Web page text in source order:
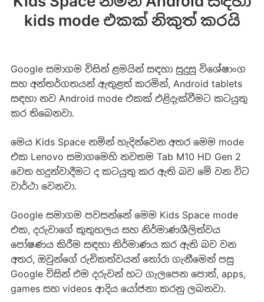
kids mode එකක් නිකුත් කරයි
Google සමාගම විසින් ළමයින් සඳහා සුදුසු විශේෂාංග
සහ අන්තර්ගතයන් ඇතුළත් කරමින්, Android tablets
සඳහා නව Android mode එකක් එළිදැක්වීමට කටයුතු
කර තිබෙනවා.
මෙය Kids Space නමින් හැදින්වෙන අතර මෙම mode
එක Lenovo සමාගමෙහි නවතම Tab M10 HD Gen 2
වෙත හදුන්වාදීමට ද කටයුතු කර ඇති බව මේ වන විට
වාර්ථා වෙනවා.
Google සමාගම පවසන්නේ මෙම Kids Space mode
එක, දරුවාගේ කුතුහලය සහ නිර්මාණශීලිත්වය
පෝෂණය කිරීම සඳහා නිර්මාණය කර ඇති බව වන
අතර, ඔවුන්ගේ රුචිකත්වයන් තෝරා ගැනීමෙන් පසු
Google විසින් එම දරුවන් හට ගැලපෙන පොත්, apps,
games සහ videos ආදිය යෝජනා කරනු ලබනවා.